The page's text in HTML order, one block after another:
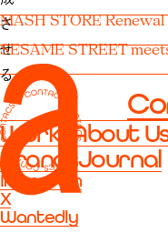
さ
せ
る
。
公
式
サ
イ
MASH STORE
SESAME STREET
Works About
BrandsJournal
Instagram
X
Wantedly